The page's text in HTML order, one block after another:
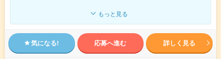
もっと見る
気になる! 応募へ進む 詳しく見る